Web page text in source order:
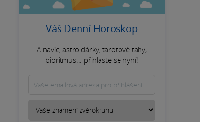
Váš Denní Horoskop
A navíc, astro dárky, tarotové tahy,
bioritmus... přihlaste se nyní!